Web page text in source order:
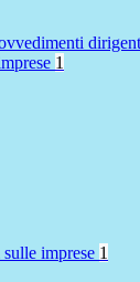
1
imprese 1